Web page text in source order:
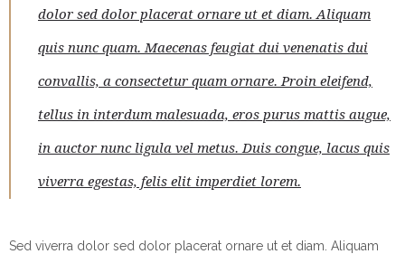
dolor sed dolor placerat ornare ut et diam. Aliquam
quis nunc quam. Maecenas feugiat dui venenatis dui
convallis, a consectetur quam ornare. Proin eleifend,
tellus in interdum malesuada, eros purus mattis augue,
in auctor nunc ligula vel metus. Duis congue, lacus quis
viverra egestas, felis elit imperdiet lorem.
Sed viverra dolor sed dolor placerat ornare ut et diam. Aliquam